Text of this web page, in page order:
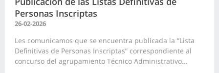
Personas Inscriptas
26-02-2026
Les comunicamos que se encuentra publicada la “Lista
Definitivas de Personas Inscriptas” correspondiente al
concurso del agrupamiento Técnico Administrativo...